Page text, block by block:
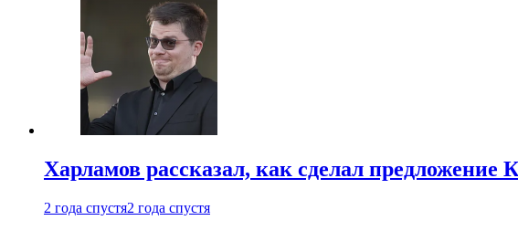
Харламов рассказал, как сделал предложение
2 года спустя2 года спустя